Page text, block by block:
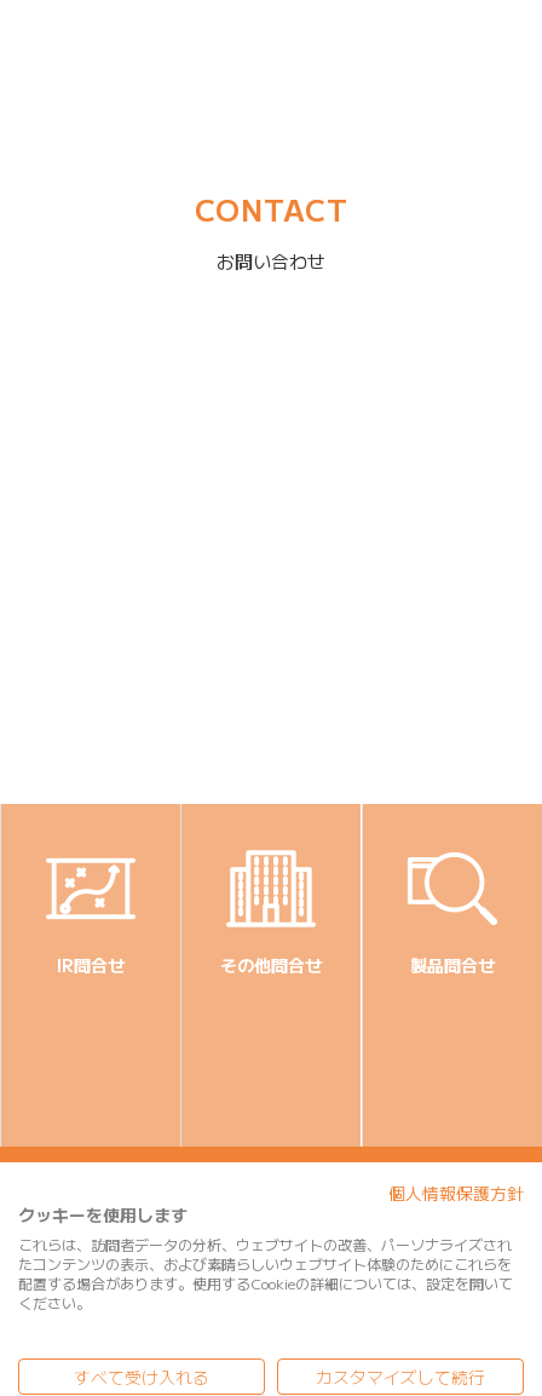
CONTACT
お問い合わせ
IR問合せ その他問合せ 製品問合せ
CX改善サービス事業
導入事例
個人情報保護方針
クッキーを使用します
これらは、訪問者データの分析、ウェブサイトの改善、パーソナライズされ
たコンテンツの表示、および素晴らしいウェブサイト体験のためにこれらを
配置する場合があります。使用するCookieの詳細については、設定を開いて
ください。
すべて受け入れる カスタマイズして続行